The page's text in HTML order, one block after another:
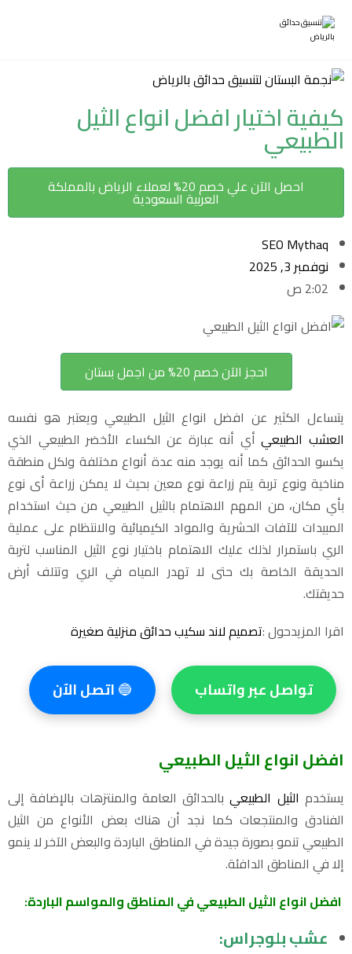
كيفية اختيار افضل انواع الثيل
الطبيعي
احصل الآن علي خصم 20% لعملاء الرياض بالمملكة
العربية السعودية
SEO Mythaq
نوفمبر 3, 2025
2:02 ص
احجز الآن خصم 20% من اجمل بستان
يتساءل الكثير عن افضل انواع الثيل الطبيعي ويعتبر هو نفسه
العشب الطبيعيأي أنه عبارة عن الكساء الأخضر الطبيعي الذي
يكسو الحدائق كما أنه يوجد منه عدة أنواع مختلفة ولكل منطقة
مناخية ونوع تربة يتم زراعة نوع معين بحيث لا يمكن زراعة أى نوع
بأي مكان، من المهم الاهتمام بالثيل الطبيعي من حيث استخدام
المبيدات للآفات الحشرية والمواد الكيميائية والانتظام على عملية
الري باستمرار لذلك عليك الاهتمام باختيار نوع الثيل المناسب لتربة
الحديقة الخاصة بك حتى لا تهدر المياه في الري وتتلف أرض
حديقتك.
اقرا المزيدحول :تصميم لاند سكيب حدائق منزلية صغيرة
تواصل عبر واتساب 🔵اتصل الآن
افضل انواع الثيل الطبيعي
يستخدم الثيل الطبيعيبالحدائق العامة والمنتزهات بالإضافة إلى
الفنادق والمنتجعات كما نجد أن هناك بعض الأنواع من الثيل
الطبيعي تنمو بصورة جيدة في المناطق الباردة والبعض الآخر لا ينمو
إلا في المناطق الدافئة.
افضل انواع الثيل الطبيعي في المناطق والمواسم الباردة:
عشب بلوجراس: